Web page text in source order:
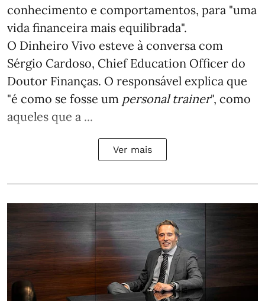
conhecimento e comportamentos, para "uma
vida financeira mais equilibrada".
O Dinheiro Vivo esteve à conversa com
Sérgio Cardoso, Chief Education Officer do
Doutor Finanças. O responsável explica que
"é como se fosse um personal trainer", como
aqueles que a ...
Ver mais